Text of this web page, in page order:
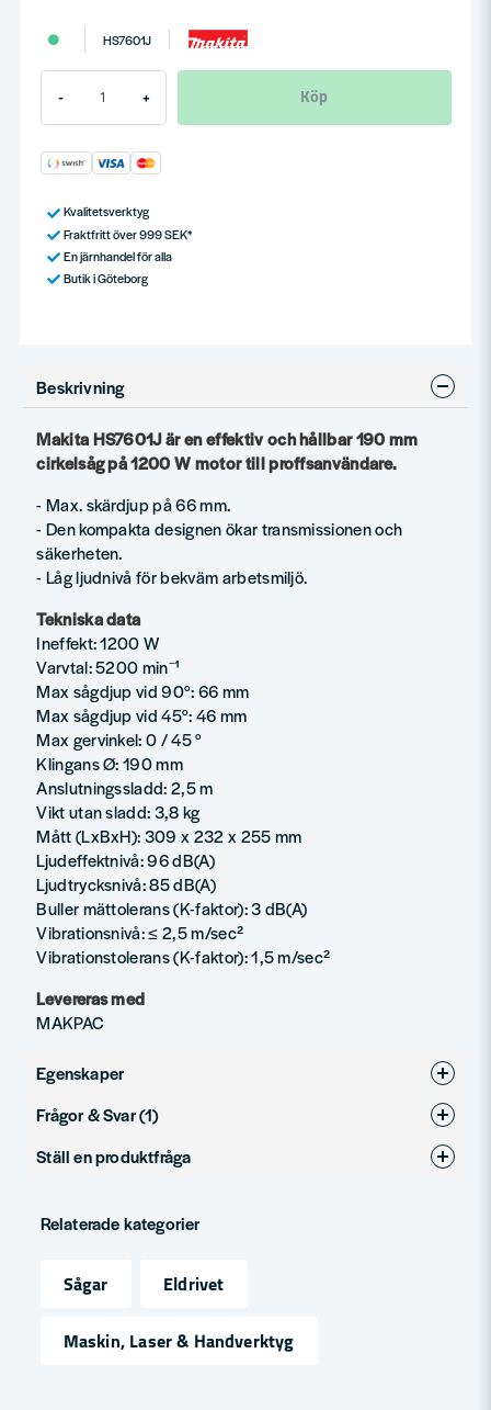
HS7601J
- + Köp
Kvalitetsverktyg
Fraktfritt över 999 SEK*
En järnhandel för alla
Butik i Göteborg
Beskrivning
Makita HS7601J är en effektiv och hållbar 190 mm
cirkelsåg på 1200 W motor till proffsanvändare.
- Max. skärdjup på 66 mm.
- Den kompakta designen ökar transmissionen och
säkerheten.
- Låg ljudnivå för bekväm arbetsmiljö.
Tekniska data
Ineffekt: 1200 W
Varvtal: 5200 min⁻¹
Max sågdjup vid 90°: 66 mm
Max sågdjup vid 45°: 46 mm
Max gervinkel: 0 / 45 °
Klingans Ø: 190 mm
Anslutningssladd: 2,5 m
Vikt utan sladd: 3,8 kg
Mått (LxBxH): 309 x 232 x 255 mm
Ljudeffektnivå: 96 dB(A)
Ljudtrycksnivå: 85 dB(A)
Buller mättolerans (K-faktor): 3 dB(A)
Vibrationsnivå: ≤ 2,5 m/sec²
Vibrationstolerans (K-faktor): 1,5 m/sec²
Levereras med
MAKPAC
Egenskaper
Produkttyp
Frågor & Svar (1)
Hej Christer
Om du vill använda skena tillsammans med den sågen så
Ställ en produktfråga
Fråga oss något om denna produkten...
Namn
Relaterade kategorier
Sågar
Eldrivet
Maskin, Laser & Handverktyg